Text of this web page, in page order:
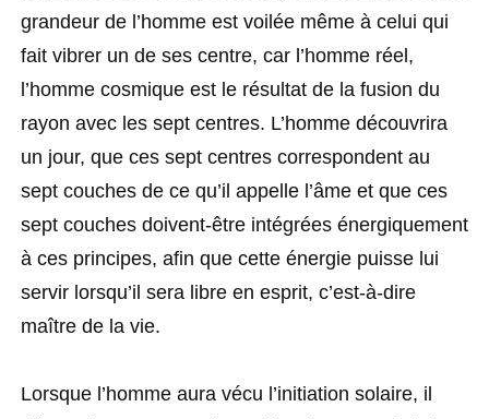
grandeur de l’homme est voilée même à celui qui
fait vibrer un de ses centre, car l’homme réel,
l’homme cosmique est le résultat de la fusion du
rayon avec les sept centres. L’homme découvrira
un jour, que ces sept centres correspondent au
sept couches de ce qu’il appelle l’âme et que ces
sept couches doivent-être intégrées énergiquement
à ces principes, afin que cette énergie puisse lui
servir lorsqu’il sera libre en esprit, c’est-à-dire
maître de la vie.
Lorsque l’homme aura vécu l’initiation solaire, il